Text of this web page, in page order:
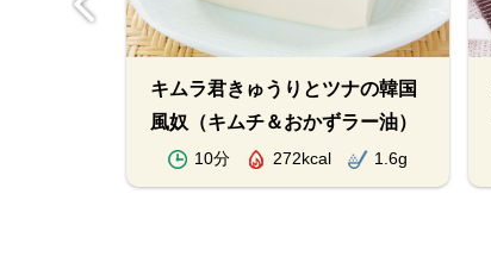
キムラ君きゅうりとツナの韓国
風奴（キムチ＆おかずラー油）
10分 272kcal 1.6g